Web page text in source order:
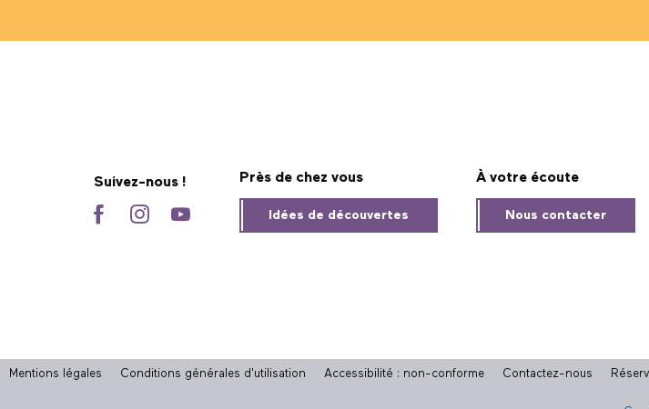
Suivez-nous ! Près de chez vous
Idées de découvertes
À votre écoute
Nous contacter
Mentions légales Conditions générales d'utilisation Accessibilité : non-conforme Contactez-nous